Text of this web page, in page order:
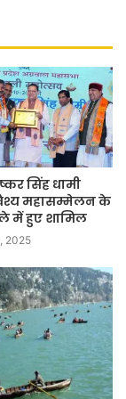
सिंह धामी
वैश्य महासम्मेलन के
में हुए शामिल
2025